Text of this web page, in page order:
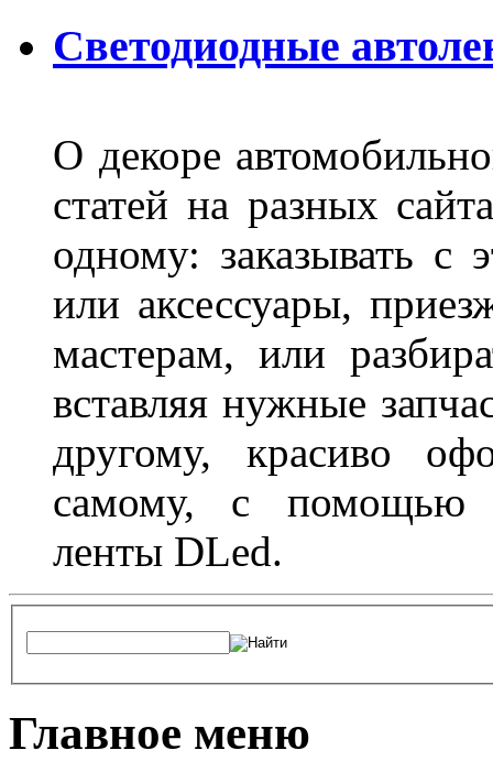
Светодиодные
О декоре
статей на разных
одному: заказывать с
или аксессуары,
мастерам, или
вставляя нужные
другому, красиво
самому, с помощью
ленты DLed.
Главное меню